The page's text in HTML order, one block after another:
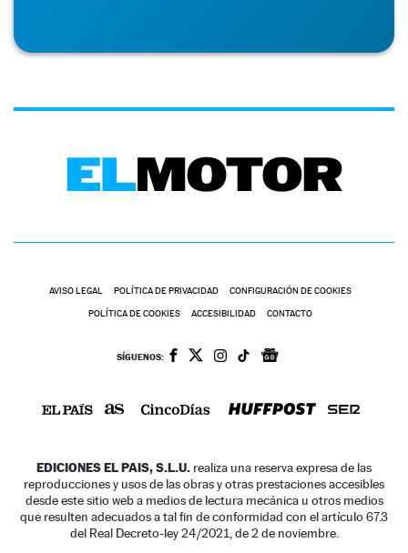
AVISO LEGAL POLÍTICA DE PRIVACIDAD CONFIGURACIÓN DE COOKIES
POLÍTICA DE COOKIES ACCESIBILIDAD CONTACTO
SÍGUENOS:
EDICIONES EL PAIS, S.L.U. realiza una reserva expresa de las
reproducciones y usos de las obras y otras prestaciones accesibles
desde este sitio web a medios de lectura mecánica u otros medios
que resulten adecuados a tal fin de conformidad con el artículo 67.3
del Real Decreto-ley 24/2021, de 2 de noviembre.